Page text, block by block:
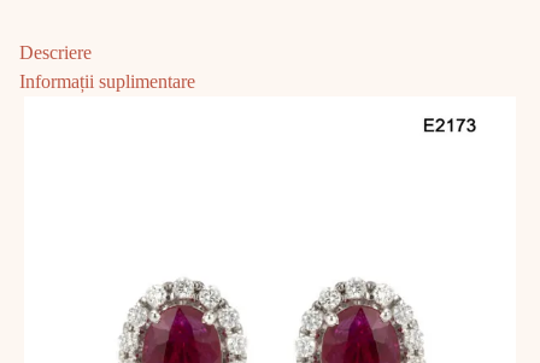
Descriere
Informații suplimentare